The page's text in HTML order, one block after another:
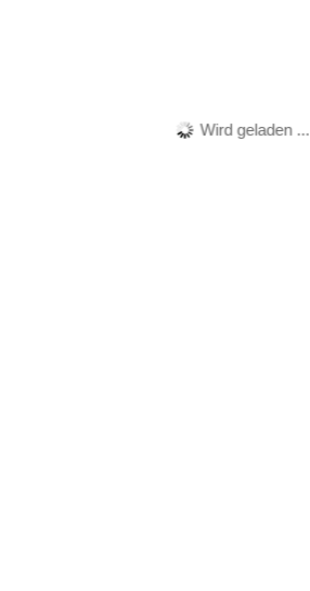
Wird geladen ...